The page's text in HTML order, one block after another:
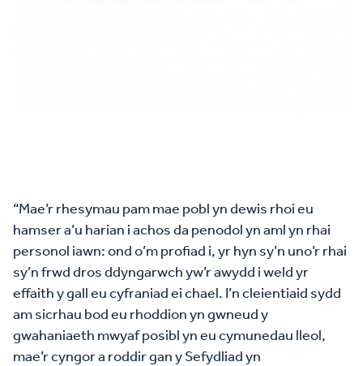
“Mae’r rhesymau pam mae pobl yn dewis rhoi eu
hamser a’u harian i achos da penodol yn aml yn rhai
personol iawn: ond o’m profiad i, yr hyn sy’n uno’r rhai
sy’n frwd dros ddyngarwch yw’r awydd i weld yr
effaith y gall eu cyfraniad ei chael. I’n cleientiaid sydd
am sicrhau bod eu rhoddion yn gwneud y
gwahaniaeth mwyaf posibl yn eu cymunedau lleol,
mae’r cyngor a roddir gan y Sefydliad yn